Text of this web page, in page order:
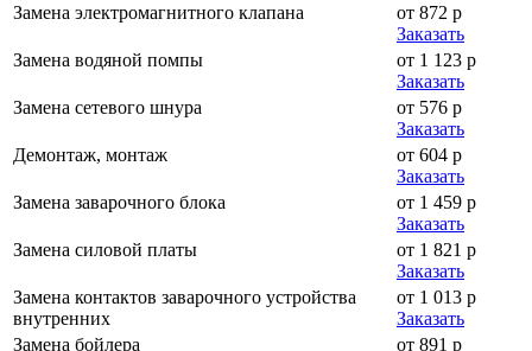
Замена электромагнитного клапана
от 872 р
Заказать
Замена водяной помпы
от 1 123 р
Заказать
Замена сетевого шнура
от 576 р
Заказать
Демонтаж, монтаж
от 604 р
Заказать
Замена заварочного блока
от 1 459 р
Заказать
Замена силовой платы
от 1 821 р
Заказать
Замена контактов заварочного устройства
внутренних
от 1 013 р
Заказать
Замена бойлера
от 891 р